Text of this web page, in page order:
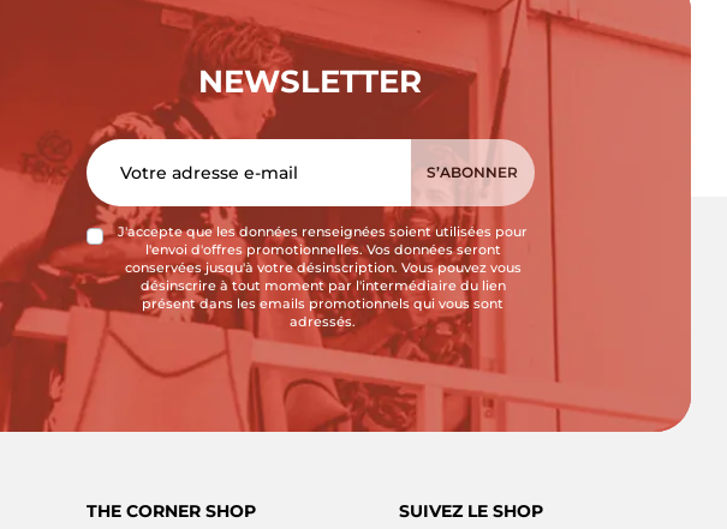
NEWSLETTER
J'accepte que les données renseignées soient utilisées pour
l'envoi d'offres promotionnelles. Vos données seront
conservées jusqu'à votre désinscription. Vous pouvez vous
désinscrire à tout moment par l'intermédiaire du lien
présent dans les emails promotionnels qui vous sont
adressés.
THE CORNER SHOP SUIVEZ LE SHOP